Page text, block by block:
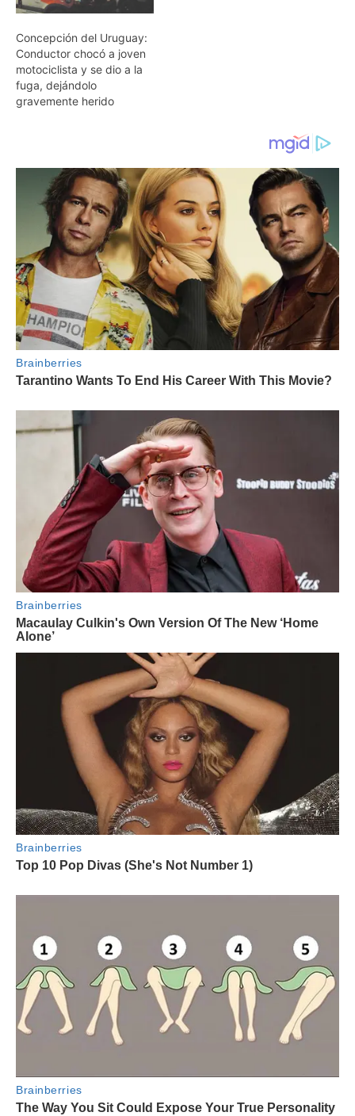
Concepción del Uruguay:
Conductor chocó a joven
motociclista y se dio a la
fuga, dejándolo
gravemente herido